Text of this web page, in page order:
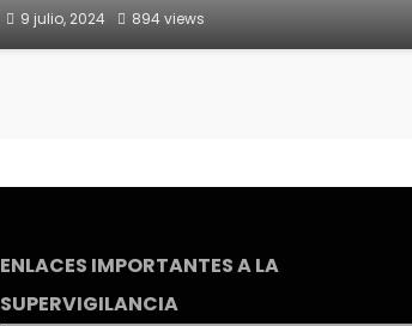
9 julio, 2024 894 views
ENLACES IMPORTANTES A LA
SUPERVIGILANCIA